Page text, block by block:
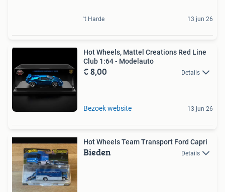
't Harde 13 jun 26
Hot Wheels, Mattel Creations Red Line
Club 1:64 - Modelauto
€ 8,00 Details
Bezoek website 13 jun 26
Hot Wheels Team Transport Ford Capri
Bieden Details